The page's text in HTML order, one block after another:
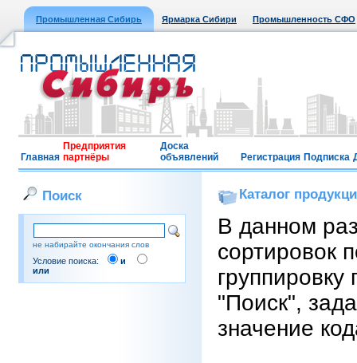
Промышленная Сибирь Ярмарка Сибири Промышленность СФО
Главная
Предприятия
партнёры
Доска
объявлений
Регистрация Подписка
Поиск
не набирайте окончания слов
Условие поиска:
и
или
Каталог
В данном
сортировок
"Поиск",
значение